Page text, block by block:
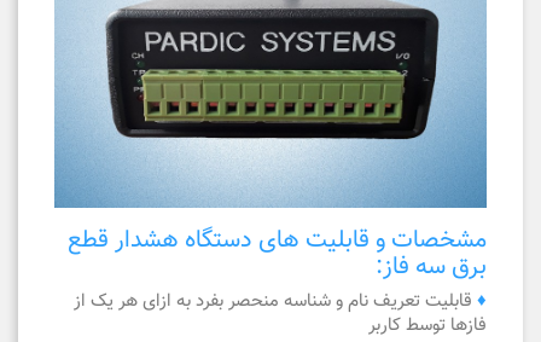
مشخصات و قابلیت های دستگاه هشدار قطع
برق سه فاز:
♦ قابلیت تعریف نام و شناسه منحصر بفرد به ازای هر یک از
فازها توسط کاربر